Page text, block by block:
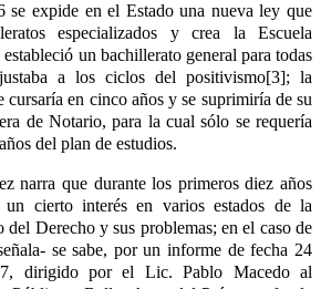
se expide en el Estado una nueva ley que
especializados y crea la Escuela
un bachillerato general para todas
a los ciclos del positivismo[3]; la
cursaría en cinco años y se suprimiría de su
de Notario, para la cual sólo se requería
del plan de estudios.
narra que durante los primeros diez años
cierto interés en varios estados de la
Derecho y sus problemas; en el caso de
se sabe, por un informe de fecha 24
dirigido por el Lic. Pablo Macedo al